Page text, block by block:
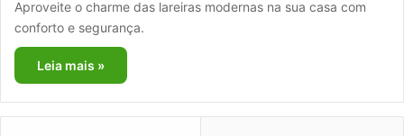
Aproveite o charme das lareiras modernas na sua casa com
conforto e segurança.
Leia mais »